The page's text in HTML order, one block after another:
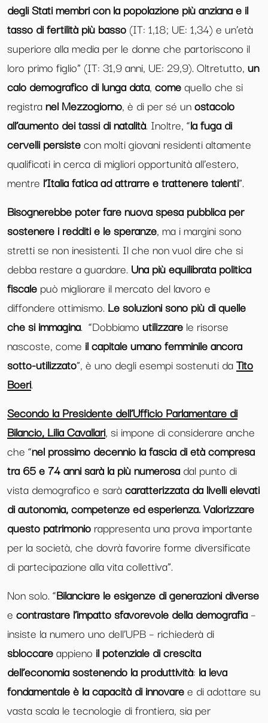
degli Stati membri con la popolazione più anziana e il
tasso di fertilità più basso (IT: 1,18; UE: 1,34) e un’età
superiore alla media per le donne che partoriscono il
loro primo figlio” (IT: 31,9 anni, UE: 29,9). Oltretutto, un
calo demografico di lunga data, comequello che si
registranel Mezzogiorno, è di per sé unostacolo
all’aumento dei tassi di natalità. Inoltre, “la fuga di
cervelli persistecon molti giovani residenti altamente
qualificati in cerca di migliori opportunità all’estero,
mentre l’Italia fatica ad attrarre e trattenere talenti”.
Bisognerebbe poter fare nuova spesa pubblica per
sostenere i redditi e le speranze, ma i margini sono
stretti se non inesistenti. Il che non vuol dire che si
debba restare a guardare. Una più equilibrata politica
fiscale può migliorare il mercato del lavoro e
diffondere ottimismo. Le soluzioni sono più di quelle
che si immagina. “Dobbiamo utilizzare le risorse
nascoste, come il capitale umano femminile ancora
sotto-utilizzato”, è uno degli esempi sostenuti daTito
Boeri.
Secondo la Presidente dell’Ufficio Parlamentare di
Bilancio, Lilia Cavallari, si impone di considerare anche
che “nel prossimo decennio la fascia di età compresa
tra 65 e 74 anni sarà la più numerosa dal punto di
vista demografico e saràcaratterizzata da livelli elevati
di autonomia, competenze ed esperienza. Valorizzare
questo patrimonio rappresenta una prova importante
per la società, che dovrà favorire forme diversificate
di partecipazione alla vita collettiva”.
Non solo. “Bilanciare le esigenze di generazioni diverse
e contrastare l’impatto sfavorevole della demografia –
insiste la numero uno dell’UPB – richiederà di
sbloccareappieno il potenziale di crescita
dell’economia sostenendo la produttività: la leva
fondamentale è la capacità di innovaree di adottare su
vasta scala le tecnologie di frontiera, sia per